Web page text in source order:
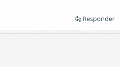
Responder